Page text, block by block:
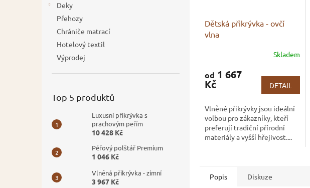
Deky
Přehozy
Chrániče matrací
Hotelový textil
Výprodej
Top 5 produktů
Luxusní přikrývka s
prachovým peřím
10 428 Kč
Péřový polštář Premium
1 046 Kč
Vlněná přikrývka - zimní
3 967 Kč
Dětská přikrývka - ovčí
vlna
produktu
je
5
hvězdiček.
Skladem
od 1 667
Kč DETAIL
Vlněné přikrývky jsou ideální
volbou pro zákazníky, kteří
preferují tradiční přírodní
materiály a vyšší hřejivost....
Popis Diskuze